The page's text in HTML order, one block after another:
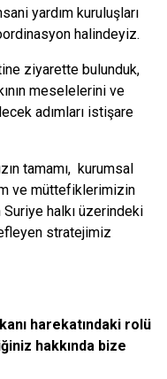
yardım kuruluşları
halindeyiz.
ziyarette bulunduk,
meselelerini ve
adımları istişare
tamamı, kurumsal
ve müttefiklerimizin
Suriye halkı üzerindeki
stratejimiz
harekatındaki rolü
hakkında bize